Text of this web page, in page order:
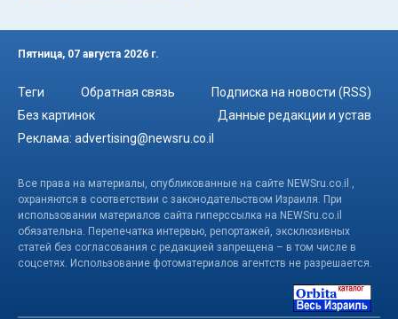
Пятница, 07 августа 2026 г.
Теги Обратная связь
Подписка на новости (RSS)
Без картинок
Данные редакции и устав
Реклама: advertising@newsru.co.il
Все права на материалы, опубликованные на сайте NEWSru.co.il ,
охраняются в соответствии с законодательством Израиля. При
использовании материалов сайта гиперссылка на NEWSru.co.il
обязательна. Перепечатка интервью, репортажей, эксклюзивных
статей без согласования с редакцией запрещена – в том числе в
соцсетях. Использование фотоматериалов агентств не разрешается.